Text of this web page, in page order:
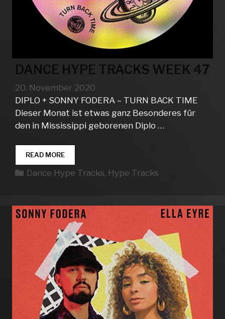
DANCE HYPE TRACKS WEEK 47
20. November 2020
DIPLO + SONNY FODERA – TURN BACK TIME
Dieser Monat ist etwas ganz Besonderes für
den in Mississippi geborenen Diplo …
READ MOREDANCE
HYPE
TRACKS
Kategorien
Dance Hype Tracks, Hype Tracks